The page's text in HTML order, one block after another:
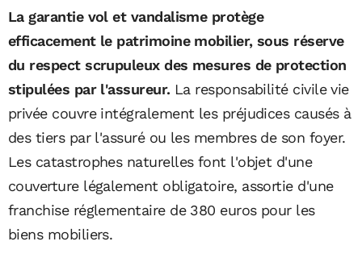
La garantie vol et vandalisme protège
efficacement le patrimoine mobilier, sous réserve
du respect scrupuleux des mesures de protection
stipulées par l'assureur. La responsabilité civile vie
privée couvre intégralement les préjudices causés à
des tiers par l'assuré ou les membres de son foyer.
Les catastrophes naturelles font l'objet d'une
couverture légalement obligatoire, assortie d'une
franchise réglementaire de 380 euros pour les
biens mobiliers.